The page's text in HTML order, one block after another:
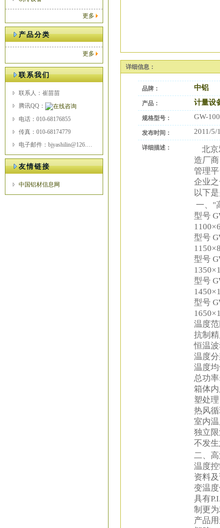
更多
产品分类
更多
联系我们
联系人：崔苗苗
腾讯QQ：
电话：010-68176855
传真：010-68174779
电子邮件：bjyashilin@126.com
友情链接
中国铝材信息网
详细信息：
品牌： 中铝
产品： 计量设
规格型号： GW-100
发布时间： 2011/5/
详细描述：
北京
造厂
管理
企业
以下
一、"
型号
型号
型号
型号
型号
温度
抗制
恒温
温度
温度
总功
箱体
塑处
热风
室内
独立
不发
二、
温度
资料
变温
具有
制更
产品